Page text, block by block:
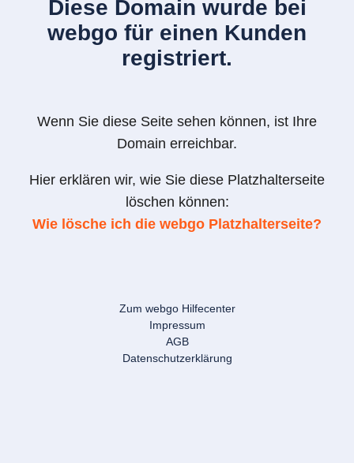
Diese Domain wurde bei
webgo für einen Kunden
registriert.
Wenn Sie diese Seite sehen können, ist Ihre
Domain erreichbar.
Hier erklären wir, wie Sie diese Platzhalterseite
löschen können:
Wie lösche ich die webgo Platzhalterseite?
Zum webgo Hilfecenter
Impressum
AGB
Datenschutzerklärung